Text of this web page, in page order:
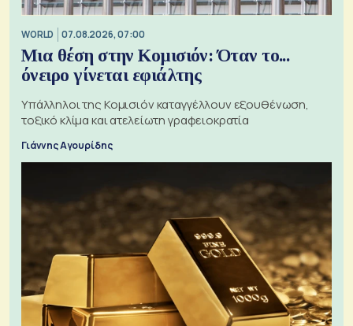
WORLD 07.08.2026, 07:00
Μια θέση στην Κομισιόν: Όταν το...
όνειρο γίνεται εφιάλτης
Υπάλληλοι της Κομισιόν καταγγέλλουν εξουθένωση,
τοξικό κλίμα και ατελείωτη γραφειοκρατία
Γιάννης Αγουρίδης